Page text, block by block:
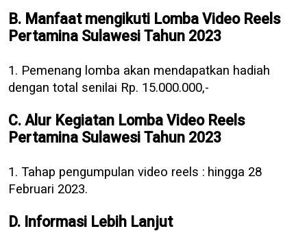
B. Manfaat mengikuti Lomba Video Reels
Pertamina Sulawesi Tahun 2023
1. Pemenang lomba akan mendapatkan hadiah
dengan total senilai Rp. 15.000.000,-
C. Alur Kegiatan Lomba Video Reels
Pertamina Sulawesi Tahun 2023
1. Tahap pengumpulan video reels : hingga 28
Februari 2023.
D. Informasi Lebih Lanjut